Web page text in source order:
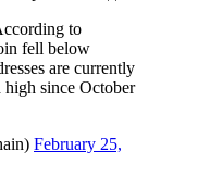
to
fell below
are currently
high since October
February 25,